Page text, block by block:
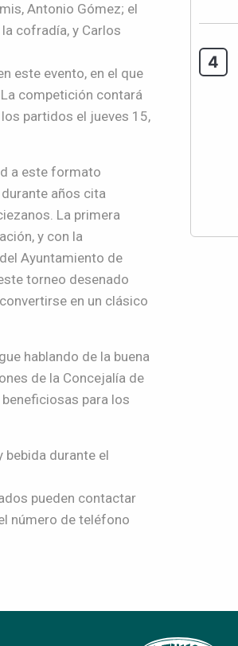
Antonio Gómez; el
cofradía, y Carlos
este evento, en el que
La competición contará
los partidos el jueves 15,
a este formato
años cita
. La primera
, y con la
Ayuntamiento de
torneo desenado
en un clásico
hablando de la buena
de la Concejalía de
beneficiosas para los
durante el
pueden contactar
número de teléfono